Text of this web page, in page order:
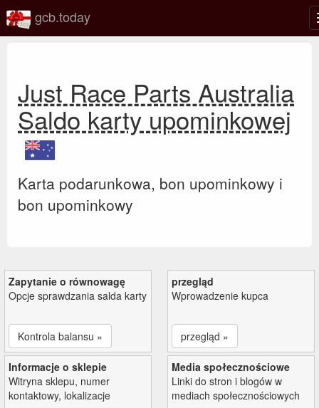
gcb.today
Just Race Parts Australia
Saldo karty upominkowej
Karta podarunkowa, bon upominkowy i
bon upominkowy
Zapytanie o równowagę
Opcje sprawdzania salda karty
Kontrola balansu »
przegląd
Wprowadzenie kupca
przegląd »
Informacje o sklepie
Witryna sklepu, numer
kontaktowy, lokalizacje
Media społecznościowe
Linki do stron i blogów w
mediach społecznościowych